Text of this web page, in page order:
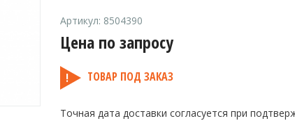
Артикул: 8504390
Цена по запросу
ТОВАР ПОД ЗАКАЗ
Точная дата доставки согласуется при